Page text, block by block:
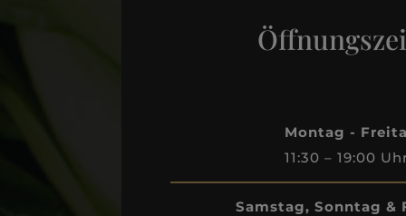
Montag -
11:30 – 19:00
Samstag, Sonntag &